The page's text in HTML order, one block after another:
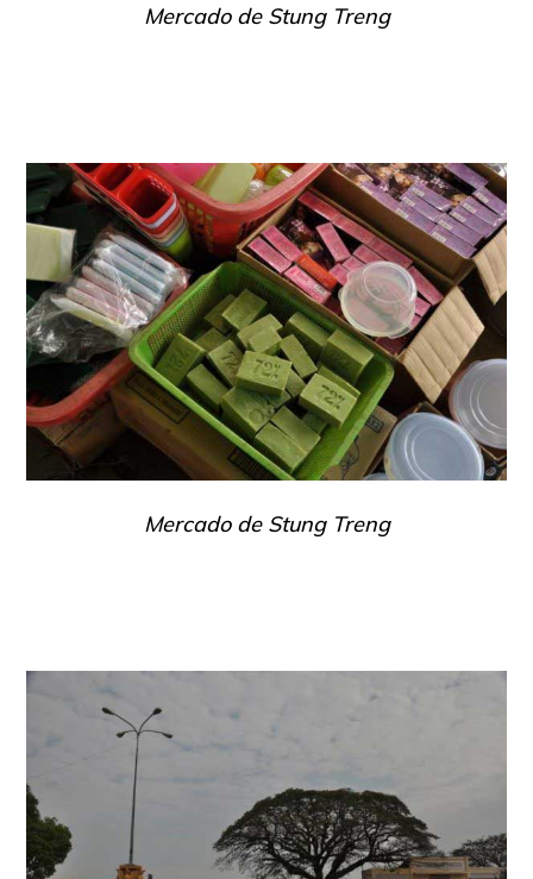
Mercado de Stung Treng
Mercado de Stung Treng